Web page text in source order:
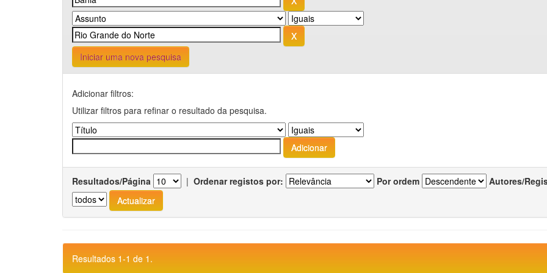
Iniciar uma nova pesquisa
Adicionar filtros:
Utilizar filtros para refinar o resultado da pesquisa.
Resultados/Página | Ordenar registos por: Por ordem Autores/
Resultados 1-1 de 1.